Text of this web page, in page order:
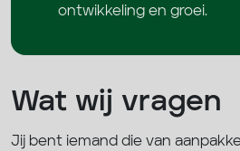
ontwikkeling en groei.
Wat wij vragen
Jij bent iemand die van